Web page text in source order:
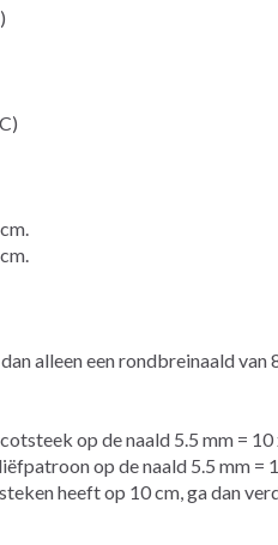
alleen een rondbreinaald van
op denaald 5.5 mm = 10
op de naald 5.5 mm =
heeft op 10 cm, ga dan